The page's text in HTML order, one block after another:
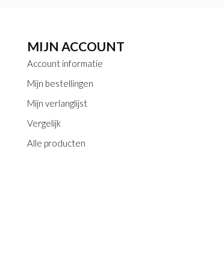
MIJN ACCOUNT
Account informatie
Mijn bestellingen
Mijn verlanglijst
Vergelijk
Alle producten